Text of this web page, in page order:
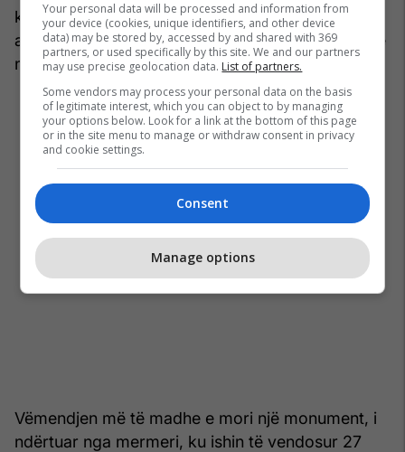
kushtohen personaliteteve nga ky konflikt i
armatosur në jug të Serbisë, përcillet me tensione
ndëretnike.
Vëmendjen më të madhe e mori një monument, i
ndërtuar nga mermeri, ku ishin të vendosur 27
Your personal data will be processed and information from
your device (cookies, unique identifiers, and other device
data) may be stored by, accessed by and shared with 369
partners, or used specifically by this site. We and our partners
may use precise geolocation data. List of partners.
Some vendors may process your personal data on the basis
of legitimate interest, which you can object to by managing
your options below. Look for a link at the bottom of this page
or in the site menu to manage or withdraw consent in privacy
and cookie settings.
Consent
Manage options